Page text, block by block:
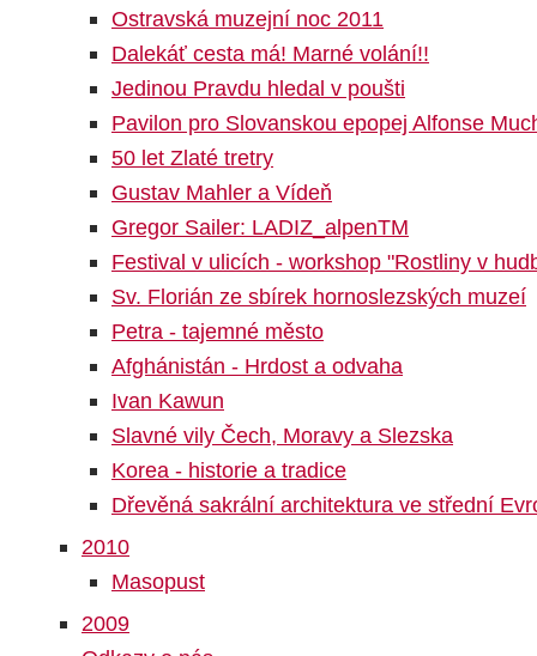
Ostravská muzejní noc 2011
Dalekáť cesta má! Marné volání!!
Jedinou Pravdu hledal v poušti
Pavilon pro Slovanskou epopej Alfonse
50 let Zlaté tretry
Gustav Mahler a Vídeň
Gregor Sailer: LADIZ_alpenTM
Festival v ulicích - workshop "Rostliny v
Sv. Florián ze sbírek hornoslezských muzeí
Petra - tajemné město
Afghánistán - Hrdost a odvaha
Ivan Kawun
Slavné vily Čech, Moravy a Slezska
Korea - historie a tradice
Dřevěná sakrální architektura ve střední
2010
Masopust
2009